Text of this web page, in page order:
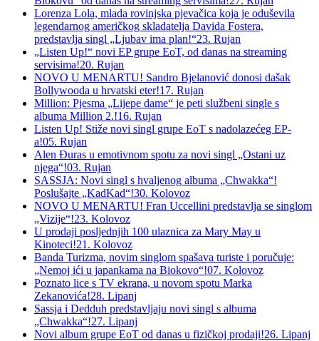
Lorenza Lola, mlada rovinjska pjevačica koja je oduševila
legendarnog američkog skladatelja Davida Fostera,
predstavlja singl „Ljubav ima plan!“23. Rujan
„Listen Up!“ novi EP grupe EoT, od danas na streaming
servisima!20. Rujan
NOVO U MENARTU! Sandro Bjelanović donosi dašak
Bollywooda u hrvatski eter!17. Rujan
Million: Pjesma „Lijepe dame“ je peti službeni single s
albuma Million 2.!16. Rujan
Listen Up! Stiže novi singl grupe EoT s nadolazećeg EP-
a!05. Rujan
Alen Đuras u emotivnom spotu za novi singl „Ostani uz
njega“!03. Rujan
SASSJA: Novi singl s hvaljenog albuma „Chwakka“!
Poslušajte „KadKad“!30. Kolovoz
NOVO U MENARTU! Fran Uccellini predstavlja se singlom
„Vizije“!23. Kolovoz
U prodaji posljednjih 100 ulaznica za Mary May u
Kinoteci!21. Kolovoz
Banda Turizma, novim singlom spašava turiste i poručuje:
„Nemoj ići u japankama na Biokovo“!07. Kolovoz
Poznato lice s TV ekrana, u novom spotu Marka
Zekanovića!28. Lipanj
Sassja i Dedduh predstavljaju novi singl s albuma
„Chwakka“!27. Lipanj
Novi album grupe EoT od danas u fizičkoj prodaji!26. Lipanj